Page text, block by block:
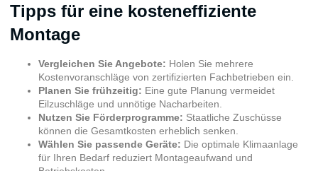
Tipps für eine kosteneffiziente
Montage
Vergleichen Sie Angebote: Holen Sie mehrere
Kostenvoranschläge von zertifizierten Fachbetrieben ein.
Planen Sie frühzeitig: Eine gute Planung vermeidet
Eilzuschläge und unnötige Nacharbeiten.
Nutzen Sie Förderprogramme: Staatliche Zuschüsse
können die Gesamtkosten erheblich senken.
Wählen Sie passende Geräte: Die optimale Klimaanlage
für Ihren Bedarf reduziert Montageaufwand und